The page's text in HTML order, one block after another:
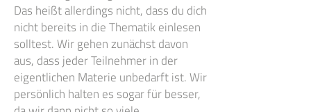
Das heißt allerdings nicht, dass du dich
nicht bereits in die Thematik einlesen
solltest. Wir gehen zunächst davon
aus, dass jeder Teilnehmer in der
eigentlichen Materie unbedarft ist. Wir
persönlich halten es sogar für besser,